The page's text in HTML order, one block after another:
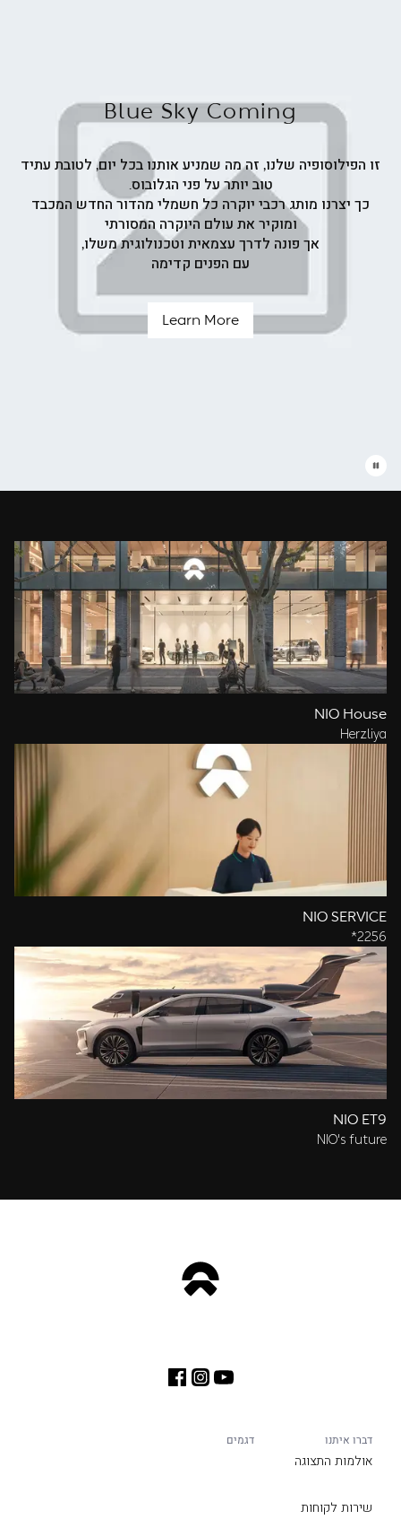
Blue Sky Coming
זו הפילוסופיה שלנו, זה מה שמניע אותנו בכל יום, לטובת עתיד
טוב יותר על פני הגלובוס.
כך יצרנו מותג רכבי יוקרה כל חשמלי מהדור החדש המכבד
ומוקיר את עולם היוקרה המסורתי
אך פונה לדרך עצמאית וטכנולוגית משלו,
עם הפנים קדימה
Learn More
Blue
עומדים
תמיד
לשרותך
NIO House
Herzliya
NIO SERVICE
2256*
NIO ET9
NIO's future
דברו איתנו
אולמות התצוגה
שירות לקוחות
דגמים